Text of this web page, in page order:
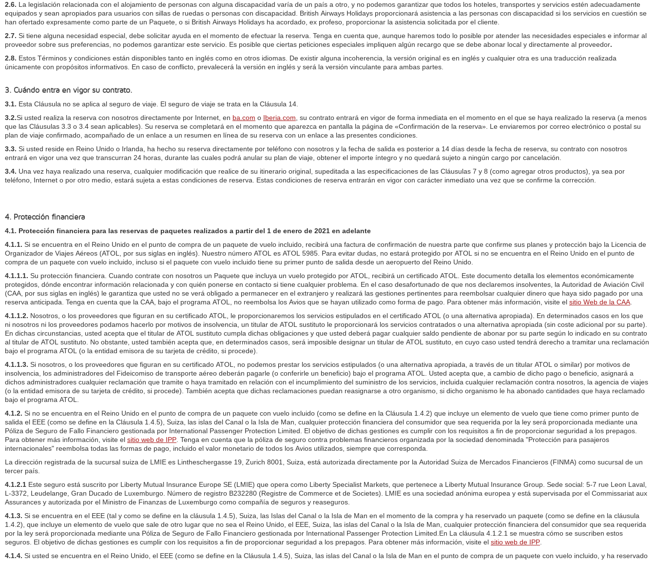
2.6. La legislación relacionada con el alojamiento de personas con alguna discapacidad varía de un país a otro, y no podemos garantizar que todos los hoteles, transportes y servicios estén adecuadamente
equipados y sean apropiados para usuarios con sillas de ruedas o personas con discapacidad. British Airways Holidays proporcionará asistencia a las personas con discapacidad si los servicios en cuestión se
han ofertado expresamente como parte de un Paquete, o si British Airways Holidays ha acordado, ex profeso, proporcionar la asistencia solicitada por el cliente.
2.7. Si tiene alguna necesidad especial, debe solicitar ayuda en el momento de efectuar la reserva. Tenga en cuenta que, aunque haremos todo lo posible por atender las necesidades especiales e informar al
proveedor sobre sus preferencias, no podemos garantizar este servicio. Es posible que ciertas peticiones especiales impliquen algún recargo que se debe abonar local y directamente al proveedor.
2.8. Estos Términos y condiciones están disponibles tanto en inglés como en otros idiomas. De existir alguna incoherencia, la versión original es en inglés y cualquier otra es una traducción realizada
únicamente con propósitos informativos. En caso de conflicto, prevalecerá la versión en inglés y será la versión vinculante para ambas partes.
3. Cuándo entra en vigor su contrato.
3.1. Esta Cláusula no se aplica al seguro de viaje. El seguro de viaje se trata en la Cláusula 14.
3.2.Si usted realiza la reserva con nosotros directamente por Internet, en ba.com o Iberia.com , su contrato entrará en vigor de forma inmediata en el momento en el que se haya realizado la reserva (a menos
que las Cláusulas 3.3 o 3.4 sean aplicables). Su reserva se completará en el momento que aparezca en pantalla la página de «Confirmación de la reserva». Le enviaremos por correo electrónico o postal su
plan de viaje confirmado, acompañado de un enlace a un resumen en línea de su reserva con un enlace a las presentes condiciones.
3.3. Si usted reside en Reino Unido o Irlanda, ha hecho su reserva directamente por teléfono con nosotros y la fecha de salida es posterior a 14 días desde la fecha de reserva, su contrato con nosotros
entrará en vigor una vez que transcurran 24 horas, durante las cuales podrá anular su plan de viaje, obtener el importe íntegro y no quedará sujeto a ningún cargo por cancelación.
3.4. Una vez haya realizado una reserva, cualquier modificación que realice de su itinerario original, supeditada a las especificaciones de las Cláusulas 7 y 8 (como agregar otros productos), ya sea por
teléfono, Internet o por otro medio, estará sujeta a estas condiciones de reserva. Estas condiciones de reserva entrarán en vigor con carácter inmediato una vez que se confirme la corrección.
4. Protección financiera
4.1. Protección financiera para las reservas de paquetes realizados a partir del 1 de enero de 2021 en adelante
4.1.1. Si se encuentra en el Reino Unido en el punto de compra de un paquete de vuelo incluido, recibirá una factura de confirmación de nuestra parte que confirme sus planes y protección bajo la Licencia de
Organizador de Viajes Aéreos (ATOL, por sus siglas en inglés). Nuestro número ATOL es ATOL 5985. Para evitar dudas, no estará protegido por ATOL si no se encuentra en el Reino Unido en el punto de
compra de un paquete con vuelo incluido, incluso si el paquete con vuelo incluido tiene su primer punto de salida desde un aeropuerto del Reino Unido.
4.1.1.1. Su protección financiera. Cuando contrate con nosotros un Paquete que incluya un vuelo protegido por ATOL, recibirá un certificado ATOL. Este documento detalla los elementos económicamente
protegidos, dónde encontrar información relacionada y con quién ponerse en contacto si tiene cualquier problema. En el caso desafortunado de que nos declaremos insolventes, la Autoridad de Aviación Civil
(CAA, por sus siglas en inglés) le garantiza que usted no se verá obligado a permanecer en el extranjero y realizará las gestiones pertinentes para reembolsar cualquier dinero que haya sido pagado por una
reserva anticipada. Tenga en cuenta que la CAA, bajo el programa ATOL, no reembolsa los Avios que se hayan utilizado como forma de pago. Para obtener más información, visite el sitio Web de la CAA
4.1.1.2. Nosotros, o los proveedores que figuran en su certificado ATOL, le proporcionaremos los servicios estipulados en el certificado ATOL (o una alternativa apropiada). En determinados casos en los que
ni nosotros ni los proveedores podamos hacerlo por motivos de insolvencia, un titular de ATOL sustituto le proporcionará los servicios contratados o una alternativa apropiada (sin coste adicional por su parte).
En dichas circunstancias, usted acepta que el titular de ATOL sustituto cumpla dichas obligaciones y que usted deberá pagar cualquier saldo pendiente de abonar por su parte según lo indicado en su contrato
al titular de ATOL sustituto. No obstante, usted también acepta que, en determinados casos, será imposible designar un titular de ATOL sustituto, en cuyo caso usted tendrá derecho a tramitar una reclamación
bajo el programa ATOL (o la entidad emisora de su tarjeta de crédito, si procede).
4.1.1.3. Si nosotros, o los proveedores que figuran en su certificado ATOL, no podemos prestar los servicios estipulados (o una alternativa apropiada, a través de un titular ATOL o similar) por motivos de
insolvencia, los administradores del Fideicomiso de transporte aéreo deberán pagarle (o conferirle un beneficio) bajo el programa ATOL. Usted acepta que, a cambio de dicho pago o beneficio, asignará a
dichos administradores cualquier reclamación que tramite o haya tramitado en relación con el incumplimiento del suministro de los servicios, incluida cualquier reclamación contra nosotros, la agencia de viajes
(o la entidad emisora de su tarjeta de crédito, si procede). También acepta que dichas reclamaciones puedan reasignarse a otro organismo, si dicho organismo le ha abonado cantidades que haya reclamado
bajo el programa ATOL.
4.1.2. Si no se encuentra en el Reino Unido en el punto de compra de un paquete con vuelo incluido (como se define en la Cláusula 1.4.2) que incluye un elemento de vuelo que tiene como primer punto de
salida el EEE (como se define en la Cláusula 1.4.5), Suiza, las islas del Canal o la Isla de Man, cualquier protección financiera del consumidor que sea requerida por la ley será proporcionada mediante una
Póliza de Seguro de Fallo Financiero gestionada por International Passenger Protection Limited. El objetivo de dichas gestiones es cumplir con los requisitos a fin de proporcionar seguridad a los prepagos.
Para obtener más información, visite el sitio web de IPP . Tenga en cuenta que la póliza de seguro contra problemas financieros organizada por la sociedad denominada "Protección para pasajeros
internacionales" reembolsa todas las formas de pago, incluido el valor monetario de todos los Avios utilizados, siempre que corresponda.
La dirección registrada de la sucursal suiza de LMIE es Lintheschergasse 19, Zurich 8001, Suiza, está autorizada directamente por la Autoridad Suiza de Mercados Financieros (FINMA) como sucursal de un
tercer país.
4.1.2.1 Este seguro está suscrito por Liberty Mutual Insurance Europe SE (LMIE) que opera como Liberty Specialist Markets, que pertenece a Liberty Mutual Insurance Group. Sede social: 5-7 rue Leon Laval,
L-3372, Leudelange, Gran Ducado de Luxemburgo. Número de registro B232280 (Registre de Commerce et de Societes). LMIE es una sociedad anónima europea y está supervisada por el Commissariat aux
Assurances y autorizada por el Ministro de Finanzas de Luxemburgo como compañía de seguros y reaseguros.
4.1.3. Si se encuentra en el EEE (tal y como se define en la cláusula 1.4.5), Suiza, las Islas del Canal o la Isla de Man en el momento de la compra y ha reservado un paquete (como se define en la cláusula
1.4.2), que incluye un elemento de vuelo que sale de otro lugar que no sea el Reino Unido, el EEE, Suiza, las islas del Canal o la Isla de Man, cualquier protección financiera del consumidor que sea requerida
por la ley será proporcionada mediante una Póliza de Seguro de Fallo Financiero gestionada por International Passenger Protection Limited.En La cláusula 4.1.2.1 se muestra cómo se suscriben estos
seguros. El objetivo de dichas gestiones es cumplir con los requisitos a fin de proporcionar seguridad a los prepagos. Para obtener más información, visite el sitio web de IPP
4.1.4. Si usted se encuentra en el Reino Unido, el EEE (como se define en la Cláusula 1.4.5), Suiza, las islas del Canal o la Isla de Man en el punto de compra de un paquete con vuelo incluido, y ha reservado